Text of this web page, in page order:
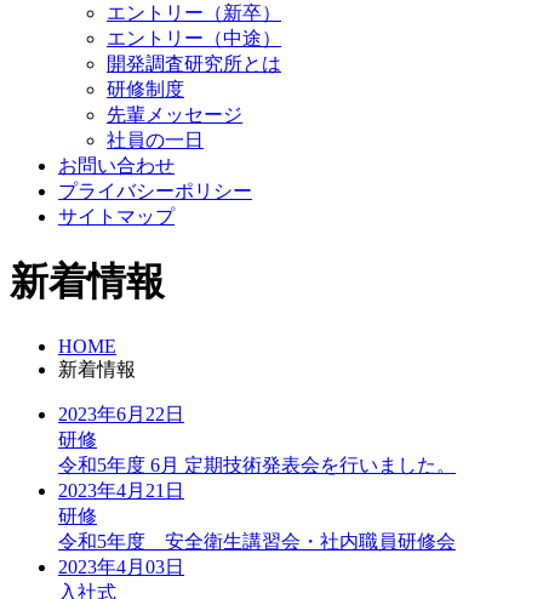
エントリー（新卒）
エントリー（中途）
開発調査研究所とは
研修制度
先輩メッセージ
社員の一日
お問い合わせ
プライバシーポリシー
サイトマップ
新着情報
HOME
新着情報
2023年6月22日
研修
令和5年度 6月 定期技術発表会を行いました。
2023年4月21日
研修
令和5年度 安全衛生講習会・社内職員研修会
2023年4月03日
入社式